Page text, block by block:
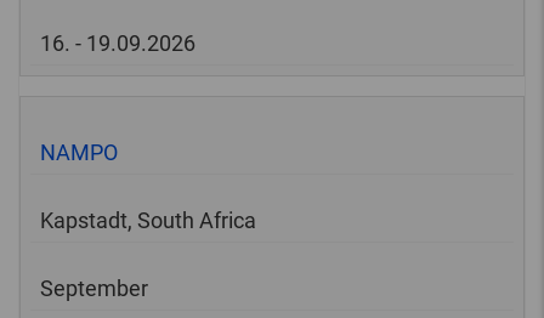
16. - 19.09.2026
NAMPO
Kapstadt, South Africa
September